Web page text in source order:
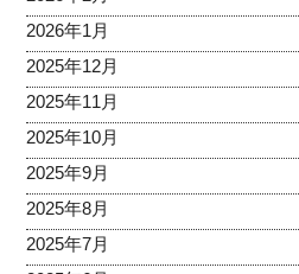
2026年1月
2025年12月
2025年11月
2025年10月
2025年9月
2025年8月
2025年7月